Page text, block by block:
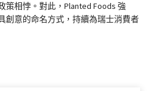
策相悖。對此，Planted Foods 強
創意的命名方式，持續為瑞士消費者